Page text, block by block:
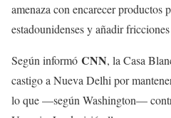
amenaza con encarecer productos
estadounidenses y añadir
Según informó CNN, la Casa
castigo a Nueva Delhi por
lo que —según Washington—